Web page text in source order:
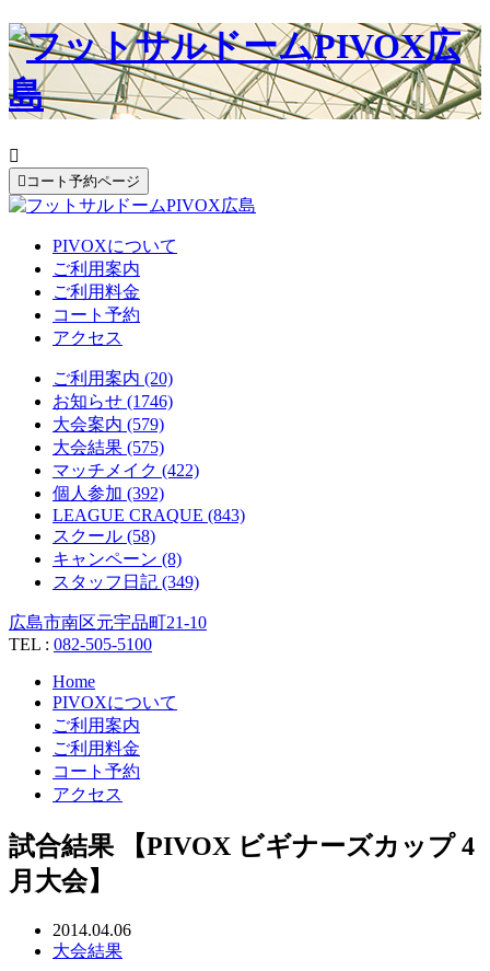

 コート予約ページ
PIVOXについて
ご利用案内
ご利用料金
コート予約
アクセス
ご利用案内 (20)
お知らせ (1746)
大会案内 (579)
大会結果 (575)
マッチメイク (422)
個人参加 (392)
LEAGUE CRAQUE (843)
スクール (58)
キャンペーン (8)
スタッフ日記 (349)
広島市南区元宇品町21-10
TEL : 082-505-5100
Home
PIVOXについて
ご利用案内
ご利用料金
コート予約
アクセス
試合結果 【PIVOX ビギナーズカップ 4
月大会】
2014.04.06
大会結果